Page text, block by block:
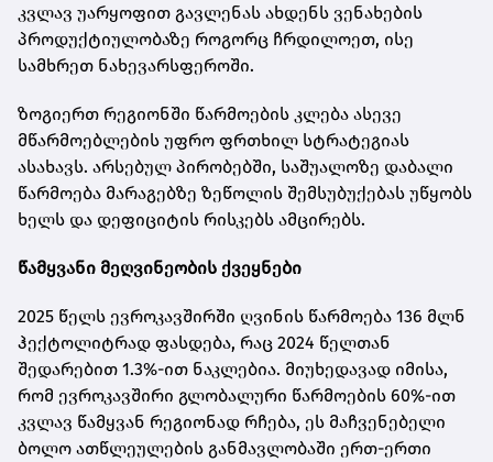
კვლავ უარყოფით გავლენას ახდენს ვენახების
პროდუქტიულობაზე როგორც ჩრდილოეთ, ისე
სამხრეთ ნახევარსფეროში.
ზოგიერთ რეგიონში წარმოების კლება ასევე
მწარმოებლების უფრო ფრთხილ სტრატეგიას
ასახავს. არსებულ პირობებში, საშუალოზე დაბალი
წარმოება მარაგებზე ზეწოლის შემსუბუქებას უწყობს
ხელს და დეფიციტის რისკებს ამცირებს.
წამყვანი მეღვინეობის ქვეყნები
2025 წელს ევროკავშირში ღვინის წარმოება 136 მლნ
ჰექტოლიტრად ფასდება, რაც 2024 წელთან
შედარებით 1.3%-ით ნაკლებია. მიუხედავად იმისა,
რომ ევროკავშირი გლობალური წარმოების 60%-ით
კვლავ წამყვან რეგიონად რჩება, ეს მაჩვენებელი
ბოლო ათწლეულების განმავლობაში ერთ-ერთი